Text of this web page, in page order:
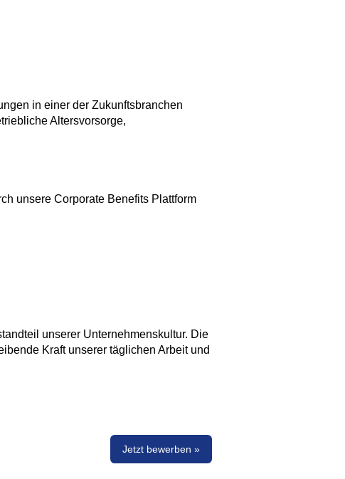
in einer der Zukunftsbranchen
Altersvorsorge,
unsere Corporate Benefits Plattform
unserer Unternehmenskultur. Die
Kraft unserer täglichen Arbeit und
Jetzt bewerben »